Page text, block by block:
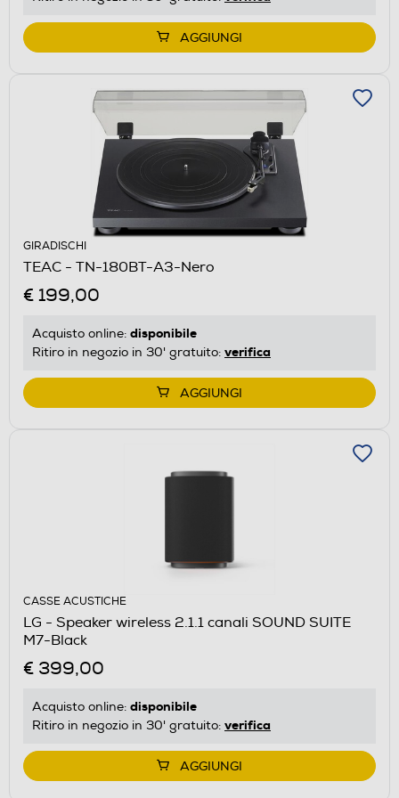
AGGIUNGI
GIRADISCHI
TEAC - TN-180BT-A3-Nero
€ 199,00
Acquisto online: disponibile
Ritiro in negozio in 30' gratuito: verifica
AGGIUNGI
CASSE ACUSTICHE
LG - Speaker wireless 2.1.1 canali SOUND SUITE
M7-Black
€ 399,00
Acquisto online: disponibile
Ritiro in negozio in 30' gratuito: verifica
AGGIUNGI